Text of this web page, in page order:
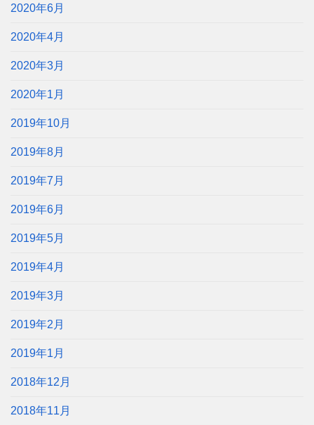
2020年6月
2020年4月
2020年3月
2020年1月
2019年10月
2019年8月
2019年7月
2019年6月
2019年5月
2019年4月
2019年3月
2019年2月
2019年1月
2018年12月
2018年11月